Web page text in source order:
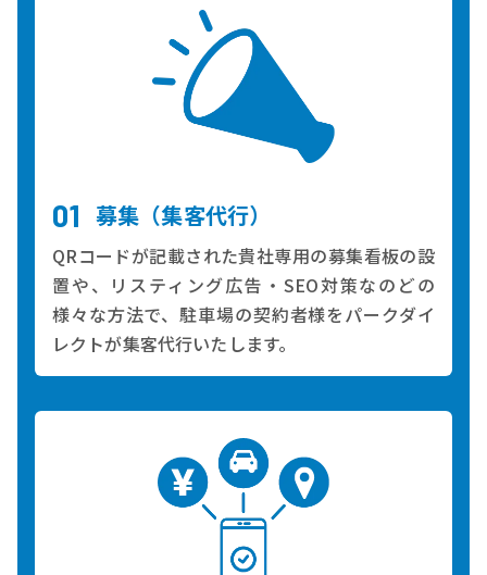
募集（集客代行）
QRコードが記載された貴社専用の募集看板の設
置や、リスティング広告・SEO対策なのどの
様々な方法で、駐車場の契約者様をパークダイ
レクトが集客代行いたします。